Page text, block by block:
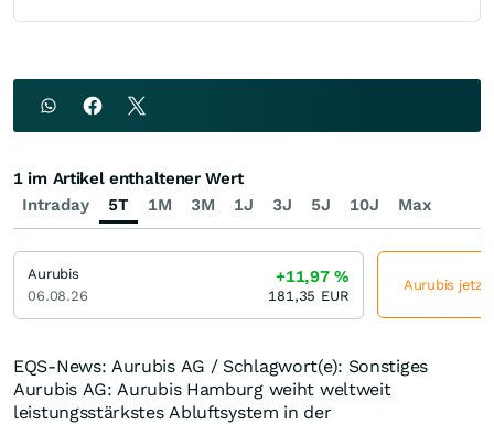
EQS-News: Aurubis AG / Schlagwort(e): Sonstiges
Aurubis AG: Aurubis Hamburg weiht weltweit
leistungsstärkstes Abluftsystem in der
Intraday 5T 1M 3M 1J 3J 5J 10J Max
1 im Artikel enthaltener Wert
Aurubis
06.08.26
+11,97%
181,35 EUR
Aurubis jetzt